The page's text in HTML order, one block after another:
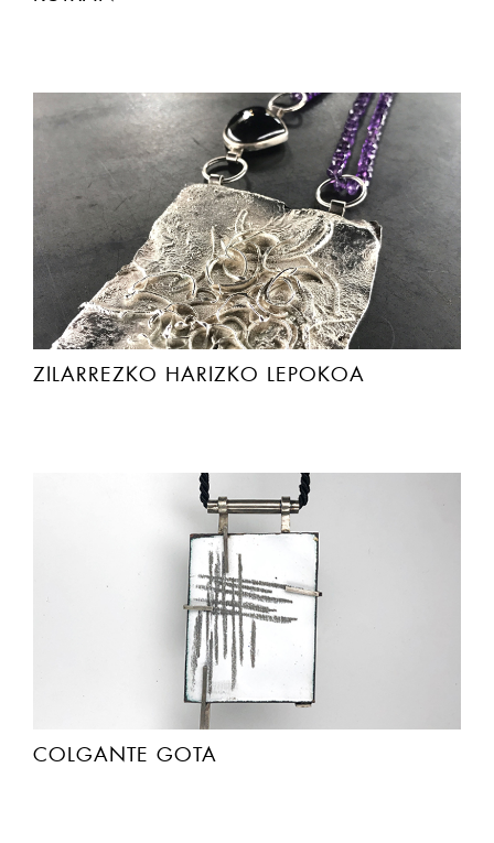
ZILARREZKO HARIZKO LEPOKOA
COLGANTE GOTA